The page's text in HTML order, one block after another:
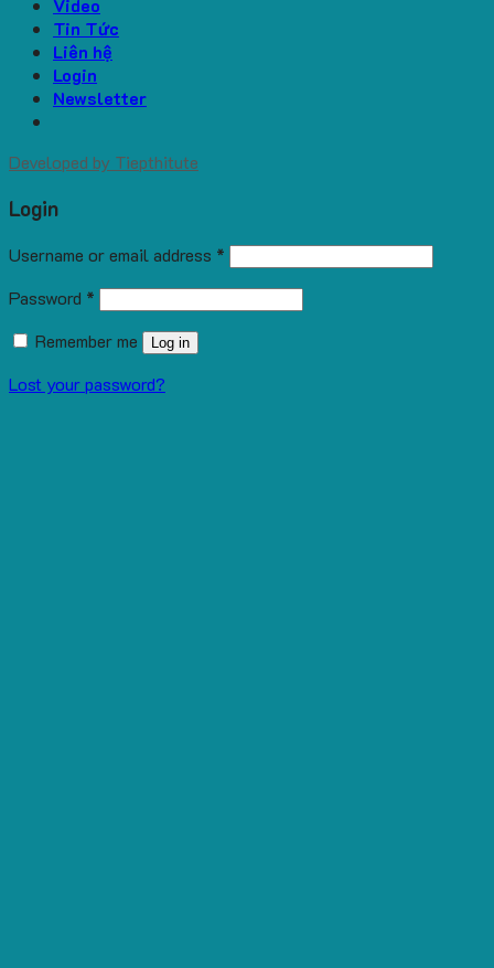
Video
Tin Tức
Liên hệ
Login
Newsletter
Developed by Tiepthitute
Login
Username or email address *
Password *
Remember me
Log in
Lost your password?